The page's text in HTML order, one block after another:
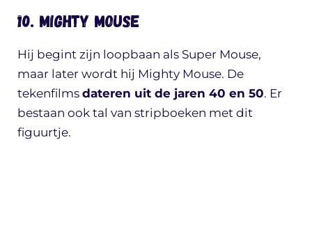
10. Mighty Mouse
Hij begint zijn loopbaan als Super Mouse,
maar later wordt hij Mighty Mouse. De
tekenfilms dateren uit de jaren 40 en 50. Er
bestaan ook tal van stripboeken met dit
figuurtje.